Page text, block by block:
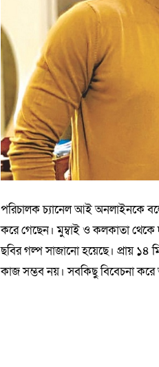
পরিচালক চ্যানেল আই অনলাইনকে
করে গেছেন। মুম্বাই ও কলকাতা
ছবির গল্প সাজানো হয়েছে। প্রায় ১৪
কাজ সম্ভব নয়। সবকিছু বিবেচনা করে